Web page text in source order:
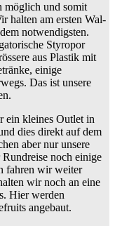
möglich und somit
halten am ersten Wal-
notwendigsten.
Styropor
aus Plastik mit
einige
Das ist unsere
ein kleines Outlet in
dies direkt auf dem
aber nur unsere
noch einige
fahren wir weiter
wir noch an eine
Hier werden
angebaut.